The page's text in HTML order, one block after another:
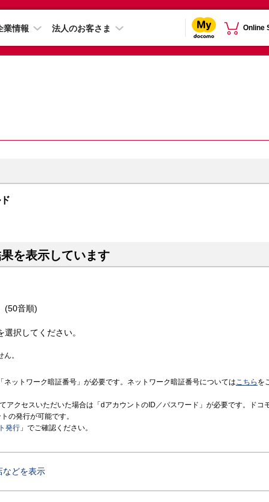
業情報 法人のお客さま Online
を表示しています
(50音順)
択してください。
。
ネットワーク暗証番号」が必要です。ネットワーク暗証番号についてはこちら を
アクセスいただいた場合は「dアカウントのID／パスワード」が必要です。ドコ
の発行が可能です。
発行 」でご確認ください。
などを表示